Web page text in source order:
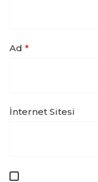
Ad *
İnternet Sitesi